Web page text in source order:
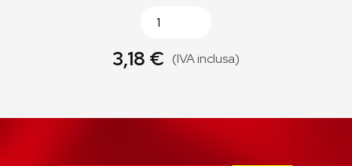
3,18 € (IVA inclusa)